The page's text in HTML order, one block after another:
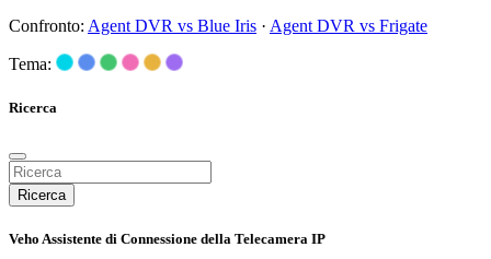
Confronto: Agent DVR vs Blue Iris · Agent DVR vs Frigate
Tema:
Ricerca
Ricerca
Veho Assistente di Connessione della Telecamera IP